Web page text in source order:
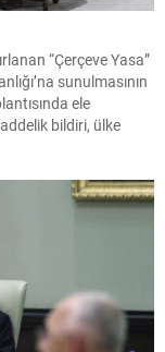
“Çerçeve Yasa”
sunulmasının
ele
bildiri, ülke
metninde; terörle